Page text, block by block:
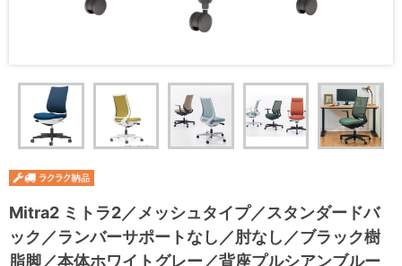
Mitra2 ミトラ2／メッシュタイプ／スタンダードバ
ック／ランバーサポートなし／肘なし／ブラック樹
脂脚／本体ホワイトグレー／背座プルシアンブルー